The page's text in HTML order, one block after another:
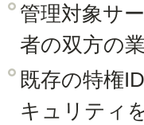
管理対象サ
者の双方の
既存の特権
キュリティ